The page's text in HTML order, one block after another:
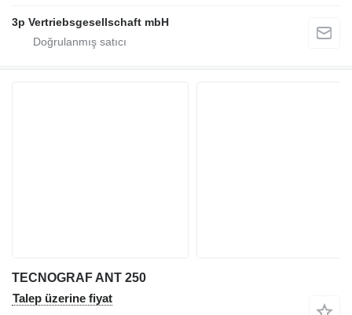
3p Vertriebsgesellschaft mbH
TECNOGRAF ANT 250
Talep üzerine fiyat